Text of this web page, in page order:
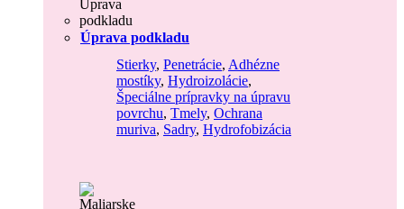
Úprava podkladu
Stierky, Penetrácie, Adhézne
mostíky, Hydroizolácie,
Špeciálne prípravky na úpravu
povrchu, Tmely, Ochrana
muriva, Sadry, Hydrofobizácia